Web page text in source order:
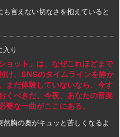
言えない切なさを抱えていると
入り
ョット」は、なぜこれほどまで
け、SNSのタイムラインを静か
まだ体験していないなら、今す
くべきだ。今夜、あなたの音楽
要な一曲がここにある。
胸の奥がキュッと苦しくなるよ